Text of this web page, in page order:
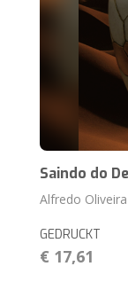
Saindo do
Alfredo Oliveira
GEDRUCKT
€ 17,61